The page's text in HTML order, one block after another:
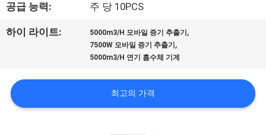
품
리
공급 능력: 주 당 10PCS
하이 라이트: 5000m3/H 모바일 증기 추출기 ,
7500W 모바일 증기 추출기 ,
5000m3/H 연기 흡수체 기계
최고의 가격